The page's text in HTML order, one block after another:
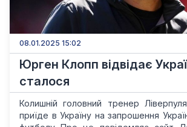
08.01.2025 15:02
Юрген Клопп відвідає
сталося
Колишній головний тренер
приїде в Україну на запрошення